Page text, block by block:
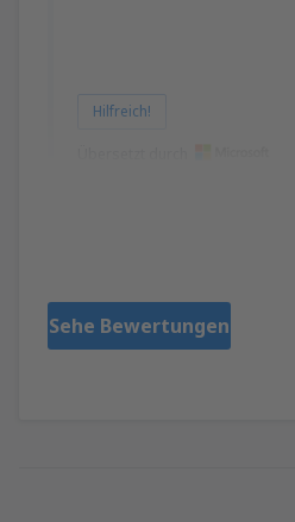
Hilfreich!
Sehe Bewertungen